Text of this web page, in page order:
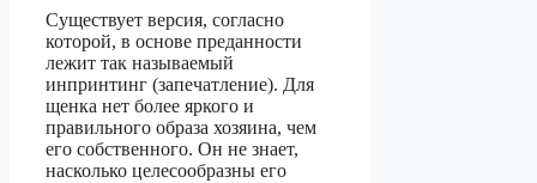
Существует версия, согласно
которой, в основе преданности
лежит так называемый
инпринтинг (запечатление). Для
щенка нет более яркого и
правильного образа хозяина, чем
его собственного. Он не знает,
насколько целесообразны его